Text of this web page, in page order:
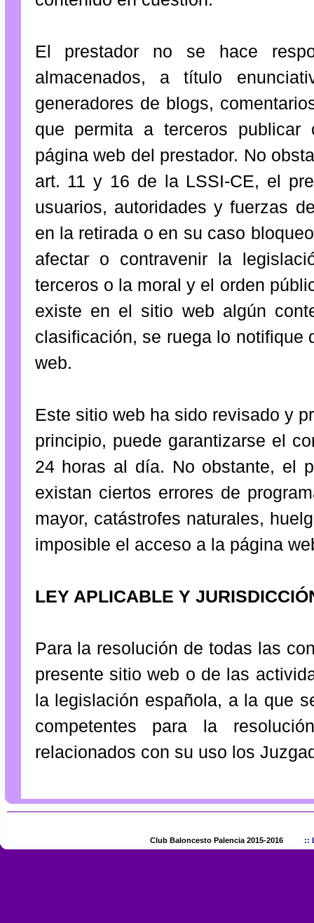
El prestador no se hace
almacenados, a título
generadores de blogs,
que permita a terceros publicar
página web del prestador. No
art. 11 y 16 de la LSSI-CE, el
usuarios, autoridades y fuerzas
en la retirada o en su caso
afectar o contravenir la
terceros o la moral y el orden
existe en el sitio web algún
clasificación, se ruega lo notifique
web.
Este sitio web ha sido revisado y
principio, puede garantizarse el
24 horas al día. No obstante, el
existan ciertos errores de
mayor, catástrofes naturales,
imposible el acceso a la página
LEY APLICABLE Y
Para la resolución de todas las
presente sitio web o de las
la legislación española, a la que
competentes para la
relacionados con su uso los
Club Baloncesto Palencia 2015-2016 ::